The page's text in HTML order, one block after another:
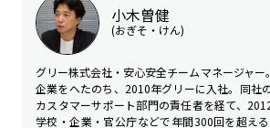
小木曽健
(おぎそ・けん)
グリー株式会社・安心安全チームマネージャー
企業をへたのち、2010年グリーに入社。同社
カスタマーサポート部門の責任者を経て、
学校・企業・官公庁などで年間300回を超え